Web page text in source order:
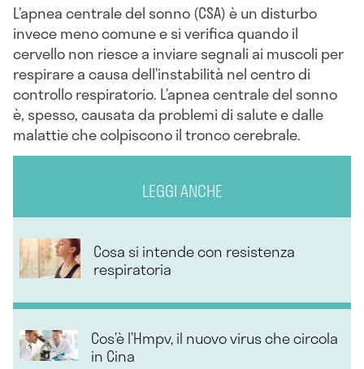
L’apnea centrale del sonno (CSA) è un disturbo
invece meno comune e si verifica quando il
cervello non riesce a inviare segnali ai muscoli per
respirare a causa dell’instabilità nel centro di
controllo respiratorio. L’apnea centrale del sonno
è, spesso, causata da problemi di salute e dalle
malattie che colpiscono il tronco cerebrale.
LEGGI ANCHE
Cosa si intende con resistenza
respiratoria
Cos’è l’Hmpv, il nuovo virus che circola
in Cina